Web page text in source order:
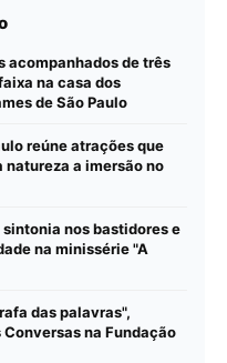
acompanhados de três
na casa dos
de São Paulo
reúne atrações que
natureza a imersão no
nos bastidores e
na minissérie "A
das palavras",
na Fundação